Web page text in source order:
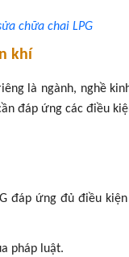
chữa chai LPG
khí
là ngành, nghề
đáp ứng các điều
đáp ứng đủ điều
pháp luật.